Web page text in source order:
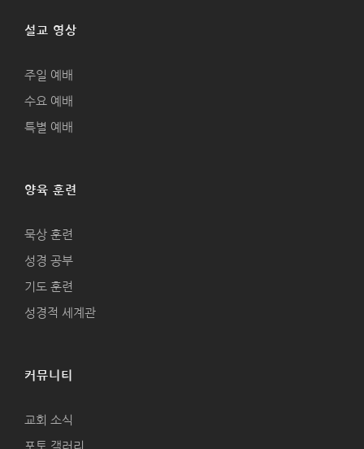
설교 영상
주일 예배
수요 예배
특별 예배
양육 훈련
묵상 훈련
성경 공부
기도 훈련
성경적 세계관
커뮤니티
교회 소식
포토 갤러리